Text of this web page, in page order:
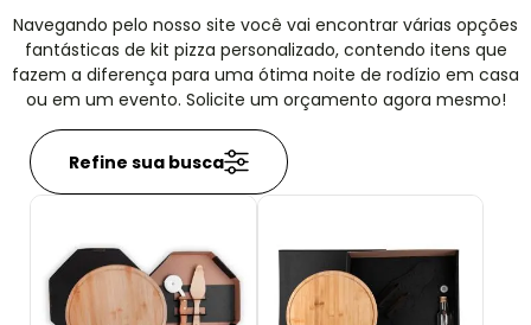
Navegando pelo nosso site você vai encontrar várias opções
fantásticas de kit pizza personalizado, contendo itens que
fazem a diferença para uma ótima noite de rodízio em casa
ou em um evento. Solicite um orçamento agora mesmo!
Refine sua busca